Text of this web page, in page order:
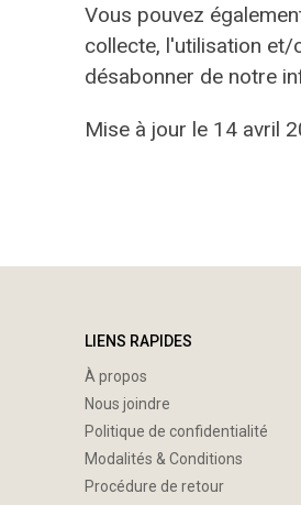
Vous pouvez
collecte, l'utilisation et/
désabonner de notre
Mise à jour le 14 avril
LIENS RAPIDES
À propos
Nous joindre
Politique de confidentialité
Modalités & Conditions
Procédure de retour